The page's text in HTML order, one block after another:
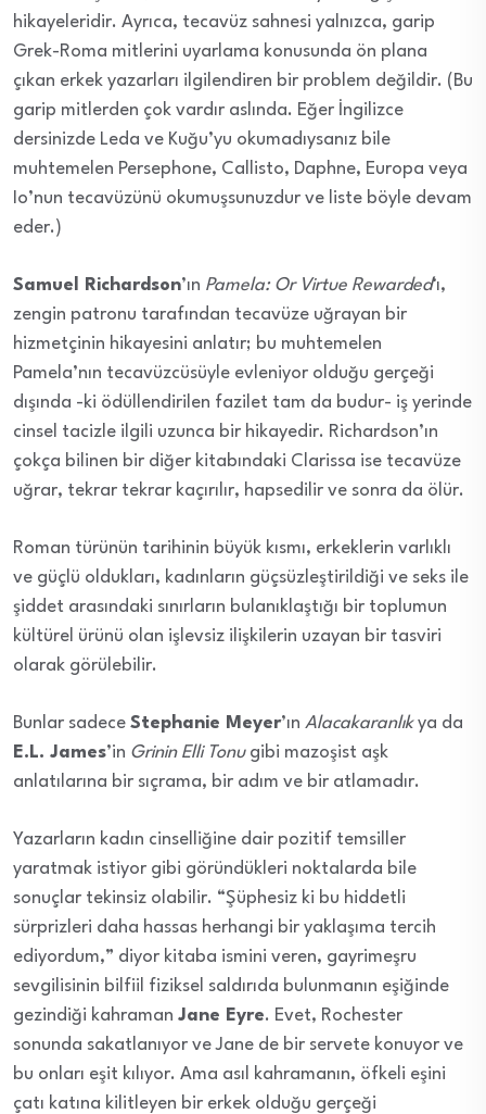
hikayeleridir. Ayrıca, tecavüz sahnesi yalnızca, garip
Grek-Roma mitlerini uyarlama konusunda ön plana
çıkan erkek yazarları ilgilendiren bir problem değildir. (Bu
garip mitlerden çok vardır aslında. Eğer İngilizce
dersinizde Leda ve Kuğu’yu okumadıysanız bile
muhtemelen Persephone, Callisto, Daphne, Europa veya
Io’nun tecavüzünü okumuşsunuzdur ve liste böyle devam
eder.)
Samuel Richardson’ın Pamela: Or Virtue Rewarded‘ı,
zengin patronu tarafından tecavüze uğrayan bir
hizmetçinin hikayesini anlatır; bu muhtemelen
Pamela’nın tecavüzcüsüyle evleniyor olduğu gerçeği
dışında -ki ödüllendirilen fazilet tam da budur- iş yerinde
cinsel tacizle ilgili uzunca bir hikayedir. Richardson’ın
çokça bilinen bir diğer kitabındaki Clarissa ise tecavüze
uğrar, tekrar tekrar kaçırılır, hapsedilir ve sonra da ölür.
Roman türünün tarihinin büyük kısmı, erkeklerin varlıklı
ve güçlü oldukları, kadınların güçsüzleştirildiği ve seks ile
şiddet arasındaki sınırların bulanıklaştığı bir toplumun
kültürel ürünü olan işlevsiz ilişkilerin uzayan bir tasviri
olarak görülebilir.
Bunlar sadece Stephanie Meyer’ın Alacakaranlıkya da
E.L. James’in Grinin Elli Tonugibi mazoşist aşk
anlatılarına bir sıçrama, bir adım ve bir atlamadır.
Yazarların kadın cinselliğine dair pozitif temsiller
yaratmak istiyor gibi göründükleri noktalarda bile
sonuçlar tekinsiz olabilir. “Şüphesiz ki bu hiddetli
sürprizleri daha hassas herhangi bir yaklaşıma tercih
ediyordum,” diyor kitaba ismini veren, gayrimeşru
sevgilisinin bilfiil fiziksel saldırıda bulunmanın eşiğinde
gezindiği kahraman Jane Eyre. Evet, Rochester
sonunda sakatlanıyor ve Jane de bir servete konuyor ve
bu onları eşit kılıyor. Ama asıl kahramanın, öfkeli eşini
çatı katına kilitleyen bir erkek olduğu gerçeği